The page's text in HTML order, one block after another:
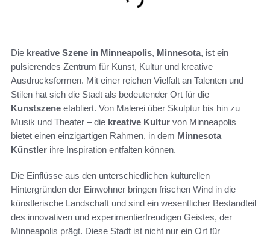
Die kreative Szene in Minneapolis, Minnesota, ist ein
pulsierendes Zentrum für Kunst, Kultur und kreative
Ausdrucksformen. Mit einer reichen Vielfalt an Talenten und
Stilen hat sich die Stadt als bedeutender Ort für die
Kunstszene etabliert. Von Malerei über Skulptur bis hin zu
Musik und Theater – die kreative Kultur von Minneapolis
bietet einen einzigartigen Rahmen, in dem Minnesota
Künstler ihre Inspiration entfalten können.
Die Einflüsse aus den unterschiedlichen kulturellen
Hintergründen der Einwohner bringen frischen Wind in die
künstlerische Landschaft und sind ein wesentlicher Bestandteil
des innovativen und experimentierfreudigen Geistes, der
Minneapolis prägt. Diese Stadt ist nicht nur ein Ort für